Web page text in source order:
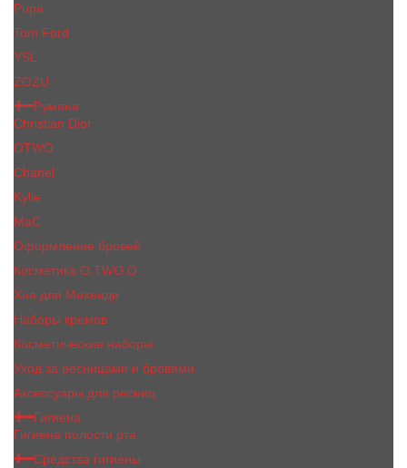
Pupa
Tom Ford
YSL
ZOZU
Румяна
Christian Dior
OTWO
Сhanеl
Kylie
MaC
Оформление бровей
Косметика O.TWO.O
Хна для Мехенди
Наборы кремов
Косметические наборы
Уход за ресницами и бровями
Аксессуары для ресниц
Гигиена
Гигиена полости рта
Средства гигиены